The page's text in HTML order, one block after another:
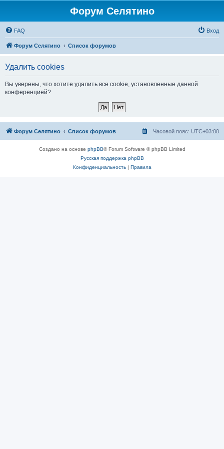
Форум Селятино
FAQ Вход
Форум Селятино Список форумов
Удалить cookies
Вы уверены, что хотите удалить все cookie, установленные данной
конференцией?
Форум Селятино Список форумов Часовой пояс: UTC+03:00
Создано на основе phpBB® Forum Software © phpBB Limited
Русская поддержка phpBB
Конфиденциальность| Правила